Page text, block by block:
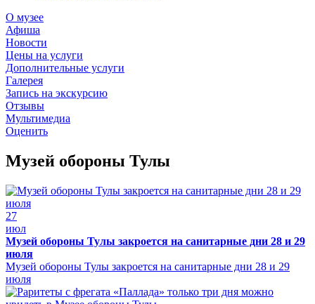
О музее
Афиша
Новости
Цены на услуги
Дополнительные услуги
Галерея
Запись на экскурсию
Отзывы
Мультимедиа
Оценить
Музей обороны Тулы
27
июл
Музей обороны Тулы закроется на санитарные дни 28 и 29
июля
Музей обороны Тулы закроется на санитарные дни 28 и 29
июля